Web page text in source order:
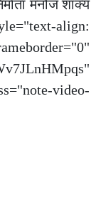
मनोज शाक्य
align:
video-